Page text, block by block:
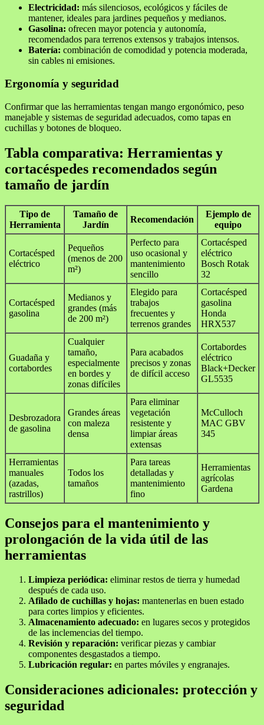
Electricidad: más silenciosos, ecológicos y fáciles de
mantener, ideales para jardines pequeños y medianos.
Gasolina: ofrecen mayor potencia y autonomía,
recomendados para terrenos extensos y trabajos intensos.
Batería: combinación de comodidad y potencia moderada,
sin cables ni emisiones.
Ergonomía y seguridad
Confirmar que las herramientas tengan mango ergonómico, peso
manejable y sistemas de seguridad adecuados, como tapas en
cuchillas y botones de bloqueo.
Tabla comparativa: Herramientas y
cortacéspedes recomendados según
tamaño de jardín
Tipo de
Herramienta
Tamaño de
Jardín
Recomendación
Ejemplo de
equipo
Cortacésped
eléctrico
Pequeños
(menos de 200
m²)
Perfecto para
uso ocasional y
mantenimiento
sencillo
Cortacésped
eléctrico
Bosch Rotak
32
Cortacésped
gasolina
Medianos y
grandes (más
de 200 m²)
Elegido para
trabajos
frecuentes y
terrenos grandes
Cortacésped
gasolina
Honda
HRX537
Guadaña y
cortabordes
Cualquier
tamaño,
especialmente
en bordes y
zonas difíciles
Para acabados
precisos y zonas
de difícil acceso
Cortabordes
eléctrico
Black+Decker
GL5535
Desbrozadora
de gasolina
Grandes áreas
con maleza
densa
Para eliminar
vegetación
resistente y
limpiar áreas
extensas
McCulloch
MAC GBV
345
Herramientas
manuales
(azadas,
rastrillos)
Todos los
tamaños
Para tareas
detalladas y
mantenimiento
fino
Herramientas
agrícolas
Gardena
Consejos para el mantenimiento y
prolongación de la vida útil de las
herramientas
Limpieza periódica: eliminar restos de tierra y humedad
después de cada uso.
Afilado de cuchillas y hojas: mantenerlas en buen estado
para cortes limpios y eficientes.
Almacenamiento adecuado: en lugares secos y protegidos
de las inclemencias del tiempo.
Revisión y reparación: verificar piezas y cambiar
componentes desgastados a tiempo.
Lubricación regular: en partes móviles y engranajes.
Consideraciones adicionales: protección y
seguridad